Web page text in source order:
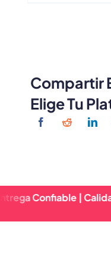
Compartir
Elige Tu
| Calidad